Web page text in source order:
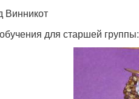
Винникот
для старшей группы: